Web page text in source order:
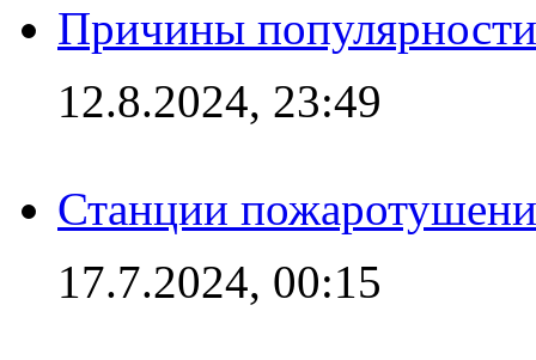
Причины
12.8.2024, 23:49
Станции
17.7.2024, 00:15